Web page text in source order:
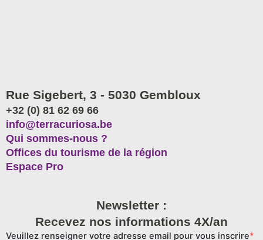
Rue Sigebert, 3 - 5030 Gembloux
+32 (0) 81 62 69 66
info@terracuriosa.be
Qui sommes-nous ?
Offices du tourisme de la région
Espace Pro
Newsletter :
Recevez nos informations 4X/an
Veuillez renseigner votre adresse email pour vous inscrire